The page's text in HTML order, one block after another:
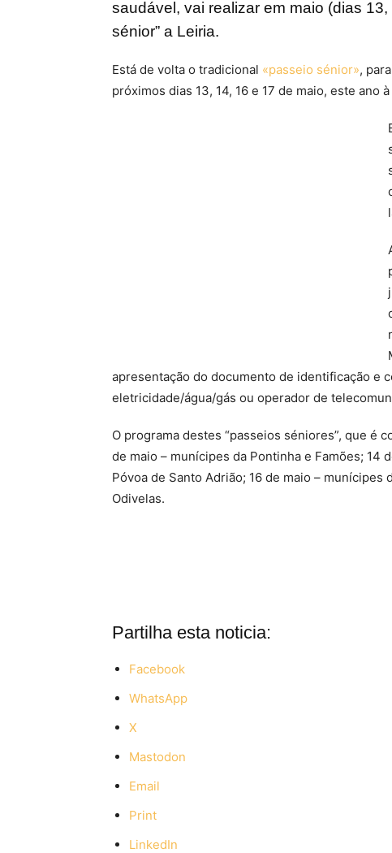
saudável, vai realizar em maio (dias
sénior” a Leiria.
Está de volta o tradicional «passeio sénior»,
próximos dias 13, 14, 16 e 17 de maio, este ano
apresentação do documento de identificação e
eletricidade/água/gás ou operador de
O programa destes “passeios séniores”, que é
de maio – munícipes da Pontinha e Famões; 14
Póvoa de Santo Adrião; 16 de maio – munícipes
Odivelas.
Partilha esta noticia:
Facebook
WhatsApp
X
Mastodon
Email
Print
LinkedIn